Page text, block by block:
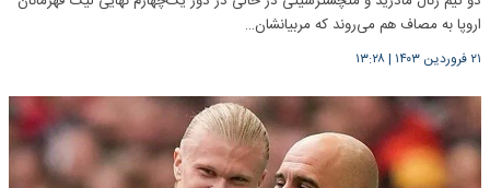
اروپا به مصاف هم می‌روند که مربیانشان…
۲۱ فروردین ۱۴۰۳ |۱۳:۲۸